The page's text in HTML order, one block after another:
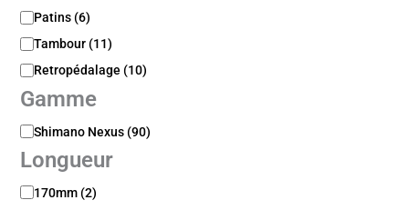
e
i
n
a
g
Patins (6)
Tambour (11)
Retropédalage (10)
Gamme
G
m
m
e
Shimano Nexus (90)
Longueur
L 170mm (2)